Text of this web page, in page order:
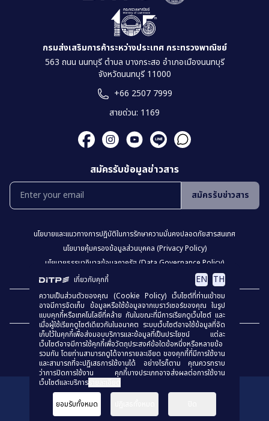
เกี่ยวกับคุกกี้ EN TH
ความเป็นส่วนตัวของคุณ (Cookie Policy) เว็บไซต์ที่ท่านเข้าชม
อาจมีการจัดเก็บ ข้อมูลหรือใช้ข้อมูลจากเบราว์เซอร์ของคุณ ในรูป
แบบคุกกี้หรือเทคโนโลยีที่คล้าย กันในขณะที่มีการเรียกดูเว็บไซต์ และ
เมื่อผู้ใช้เรียกดูไซต์เดียวกันในอนาคต ระบบเว็บไซต์อาจใช้ข้อมูลที่จัด
เก็บไว้ในคุกกี้เพื่อส่งมอบบริการและข้อมูลที่เป็นประโยชน์ แต่ละ
เว็บไซต์อาจมีการใช้คุกกี้เพื่อวัตถุประสงค์ข้อใดข้อหนึ่งหรือหลายข้อ
รวมกัน โดยท่านสามารถดูได้จากรายละเอียด ของคุกกี้ที่มีการใช้งาน
และสามารถที่จะปฏิเสธการใช้งานได้ อย่างไรก็ตาม คุณควรทราบ
ว่าการปิดการใช้งาน คุกกี้บางประเภทอาจส่งผลต่อการใช้งาน
เว็บไซต์และบริการ
ยอมรับทั้งหมด
กรมส่งเสริมการค้าระหว่างประเทศ กระทรวงพาณิชย์
563 ถนน นนทบุรี ตำบล บางกระสอ อำเภอเมืองนนทบุรี
จังหวัดนนทบุรี 11000
+66 2507 7999
สายด่วน: 1169
สมัครรับข้อมูลข่าวสาร
สมัครรับข่าวสาร
นโยบายเเละเเนวทางการปฎิบัติในการรักษาความมั่นคงปลอดภัยสารสนเทศ
นโยบายคุ้มครองข้อมูลส่วนบุคคล (Privacy Policy)
นโยบายธรรมาภิบาลข้อมูลภาครัฐ (Data Governance Policy)
นโยบายเว็บไซต์ (Website Policy)
การปฏิเสธความรับผิด (Disclaimer)
เเผงผังเว็บไซต์
สงวนลิขสิทธิ์© 2023กรมส่งเสริมการค้าระหว่างประเทศ